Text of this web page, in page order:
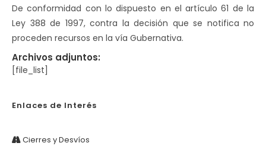
De conformidad con lo dispuesto en el artículo 61 de la
Ley 388 de 1997, contra la decisión que se notifica no
proceden recursos en la vía Gubernativa.
Archivos adjuntos:
[file_list]
Enlaces de Interés
Cierres y Desvíos